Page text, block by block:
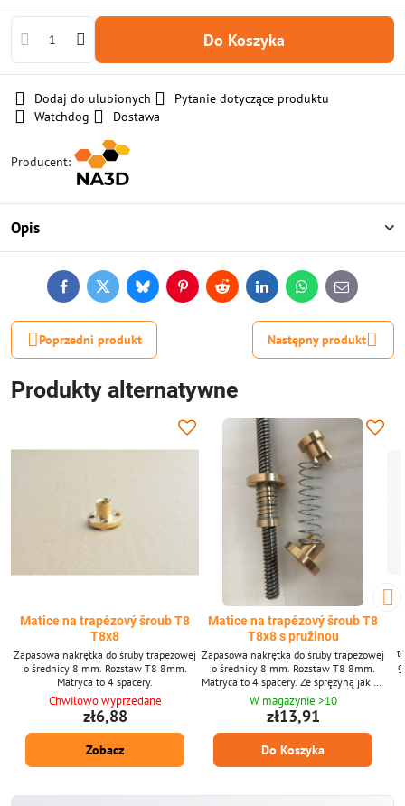
Do Koszyka
Dodaj do ulubionych
Pytanie dotyczące produktu
Watchdog
Dostawa
Producent:
Opis
FacebookTwitterBlueskyPinterestReddit LinkedInWhatsApp
E-
mail
Poprzedni produkt Następny produkt
Produkty alternatywne
Matice na trapézový šroub T8
T8x8
Zapasowa nakrętka do śruby trapezowej
o średnicy 8 mm. Rozstaw T8 8mm.
Matryca to 4 spacery.
Chwilowo wyprzedane
zł6,88
Zobacz
Matice na trapézový šroub T8
T8x8 s pružinou
Zapasowa nakrętka do śruby trapezowej
o średnicy 8 mm. Rozstaw T8 8mm.
Matryca to 4 spacery. Ze sprężyną jak na
zdjęciu. Śruba trapezowa na zdjęciu ma
charakter poglądowy.
W magazynie >10
zł13,91
Do Koszyka